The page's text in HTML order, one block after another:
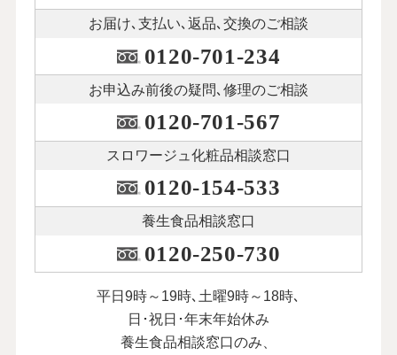
お届け､支払い､ 返品､交換のご相談
0120-701-234
お申込み前後の疑問､修理のご相談
0120-701-567
スロワージュ化粧品相談窓口
0120-154-533
養生食品相談窓口
0120-250-730
平日9時～19時､土曜9時～18時､
日･祝日･年末年始休み
養生食品相談窓口のみ、